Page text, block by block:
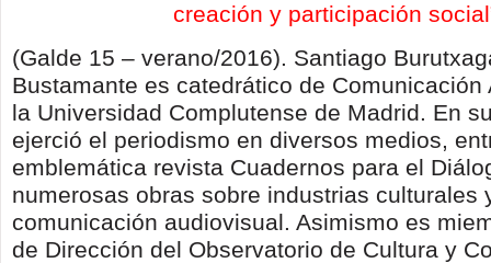
creación y participación
(Galde 15 – verano/2016). Santiago
Bustamante es catedrático de Comunicación
la Universidad Complutense de Madrid. En
ejerció el periodismo en diversos medios,
emblemática revista Cuadernos para el
numerosas obras sobre industrias culturales
comunicación audiovisual. Asimismo es
de Dirección del Observatorio de Cultura y